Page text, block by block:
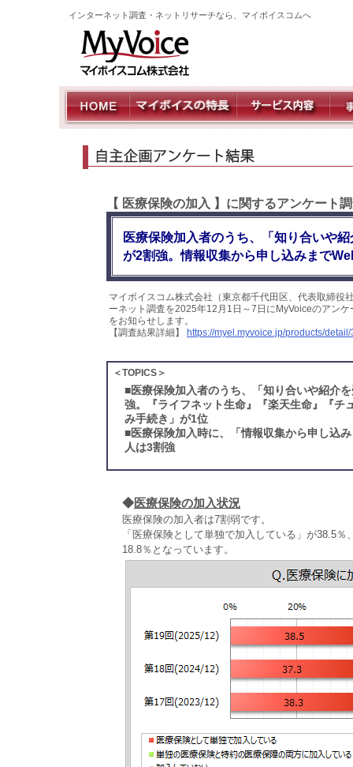
インターネット調査・ネットリサーチなら、マイボイスコムへ
【 医療保険の加入 】に関するアンケート
医療保険加入者のうち、「知り合いや
が2割強。情報収集から申し込みまで
マイボイスコム株式会社（東京都千代田区、代表取締
ーネット調査を2025年12月1日～7日にMyVoiceのアン
をお知らせします。
【調査結果詳細】
https://myel.myvoice.jp/products/
＜TOPICS＞
■医療保険加入者のうち、「知り合いや紹介
強。『ライフネット生命』『楽天生命』『チ
み手続き」が1位
■医療保険加入時に、「情報収集から申し込
人は3割強
◆医療保険の加入状況
医療保険の加入者は7割弱です。
「医療保険として単独で加入している」が38.5
18.8％となっています。